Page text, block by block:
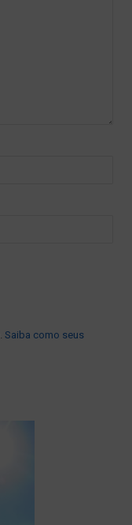
Saiba como seus